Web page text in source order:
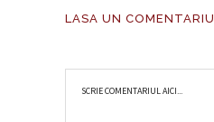
LASA UN COMENTARIU